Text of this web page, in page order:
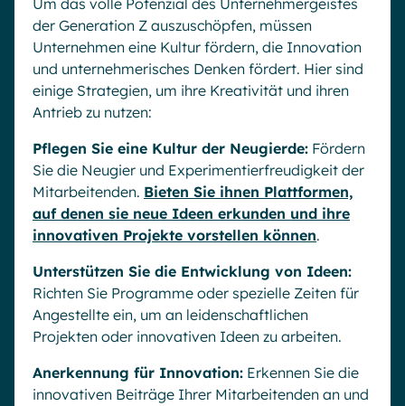
Um das volle Potenzial des Unternehmergeistes
der Generation Z auszuschöpfen, müssen
Unternehmen eine Kultur fördern, die Innovation
und unternehmerisches Denken fördert. Hier sind
einige Strategien, um ihre Kreativität und ihren
Antrieb zu nutzen:
Pflegen Sie eine Kultur der Neugierde: Fördern
Sie die Neugier und Experimentierfreudigkeit der
Mitarbeitenden. Bieten Sie ihnen Plattformen,
auf denen sie neue Ideen erkunden und ihre
innovativen Projekte vorstellen können.
Unterstützen Sie die Entwicklung von Ideen:
Richten Sie Programme oder spezielle Zeiten für
Angestellte ein, um an leidenschaftlichen
Projekten oder innovativen Ideen zu arbeiten.
Anerkennung für Innovation: Erkennen Sie die
innovativen Beiträge Ihrer Mitarbeitenden an und